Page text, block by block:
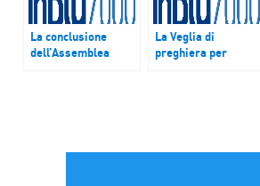
La conclusione
dell’Assemblea
La Veglia di
preghiera per